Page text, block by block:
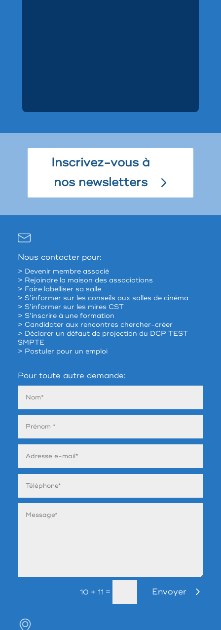
Inscrivez-vous à
nos newsletters
Nous contacter pour:
> Devenir membre associé
> Rejoindre la maison des associations
> Faire labelliser sa salle
> S’informer sur les conseils aux salles de cinéma
> S’informer sur les mires CST
> S’inscrire à une formation
> Candidater aux rencontres chercher-créer
> Déclarer un défaut de projection du DCP TEST
SMPTE
> Postuler pour un emploi
Pour toute autre demande:
10 + 11 = Envoyer